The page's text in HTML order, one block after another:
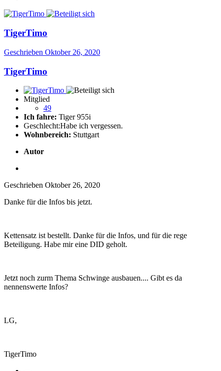
TigerTimo
Geschrieben Oktober 26, 2020
TigerTimo
Mitglied
49
Ich fahre: Tiger 955i
Geschlecht:Habe ich vergessen.
Wohnbereich: Stuttgart
Autor
Geschrieben Oktober 26, 2020
Danke für die Infos bis jetzt.
Kettensatz ist bestellt. Danke für die Infos, und für die rege
Beteiligung. Habe mir eine DID geholt.
Jetzt noch zurm Thema Schwinge ausbauen.... Gibt es da
nennenswerte Infos?
LG,
TigerTimo